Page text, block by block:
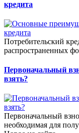
кредита
Потребительский
распространенных
Первоначальный
взять?
Первоначальный
необходимая для